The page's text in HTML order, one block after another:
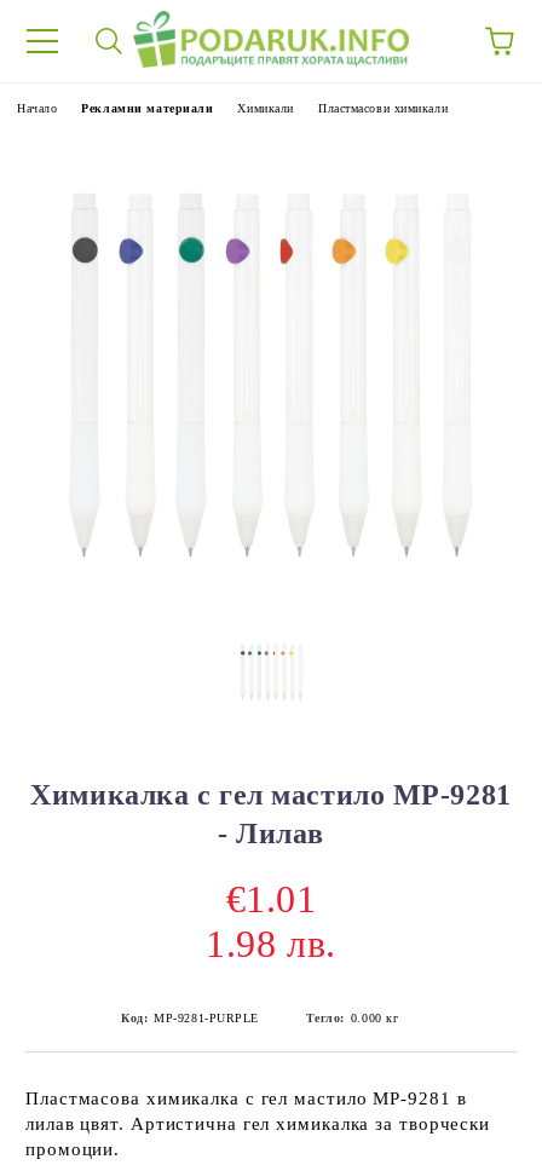
Начало Рекламни материали Химикали Пластмасови химикали
Химикалка с гел мастило MP-9281
- Лилав
€1.01
1.98 лв.
Код: MP-9281-PURPLE Тегло: 0.000 кг
Пластмасова химикалка с гел мастило MP-9281 в
лилав цвят. Артистична гел химикалка за творчески
промоции.